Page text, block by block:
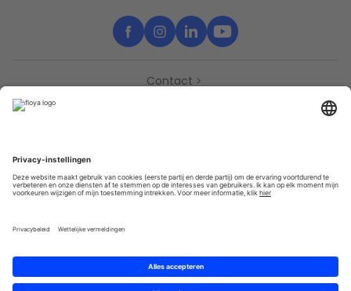
Contact
Partners
Privacy Algemene gebruik­svoor­waarden